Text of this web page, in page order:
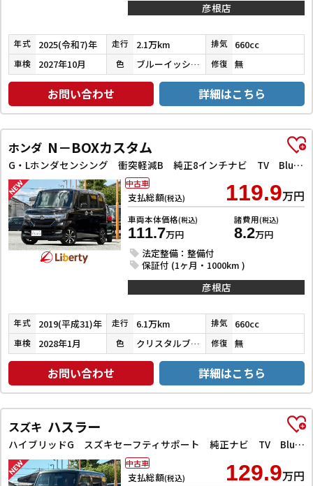
彦根店
年式 2025(令和7)年 走行 2.1万km 排気 660cc
車検 2027年10月 色 ブルーイッシュブラックパール３ 修復 無
お問い合わせ 詳細はこちら
ホンダ N－BOXカスタム
G・Lホンダセンシング 衝突軽減B 純正8インチナビ TV Bluetooth対応 Bカメラ ビルドインETC 両側自動ドア アダプティブクルーズコントロール LEDヘッドライト スマートキー プッシュスタート 純正アルミ
支払総額(税込) 119.9万円
車両本体価格(税込)
111.7万円
諸費用(税込)
8.2万円
法定整備：整備付
保証付 (1ヶ月・1000km )
中古車
彦根店
年式 2019(平成31)年 走行 6.1万km 排気 660cc
車検 2028年1月 色 クリスタルブラックパール 修復 無
お問い合わせ 詳細はこちら
スズキ ハスラー
ハイブリッドG スズキセーフティサポート 純正ナビ TV Bluetooth対応 スマートキー プッシュスタート アイドリングストップ 前席シートヒーター オートエアコン 電動格納ミラー ヘッドライトレベライザー
支払総額(税込) 129.9万円
中古車